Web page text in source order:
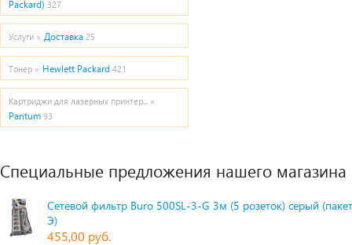
Packard) 327
Услуги » Доставка 25
Тонер » Hewlett Packard 421
Картриджи для лазерных принтер... »
Pantum 93
Специальные предложения нашего магазина
Сетевой фильтр Buro 500SL-3-G 3м (5 розеток) серый
Э)
455,00 руб.